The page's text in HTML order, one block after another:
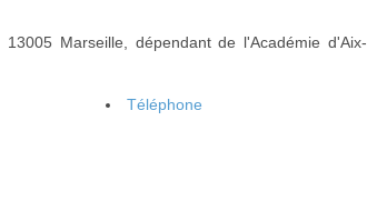
Marseille, dépendant de l'Académie d'Aix-
Téléphone